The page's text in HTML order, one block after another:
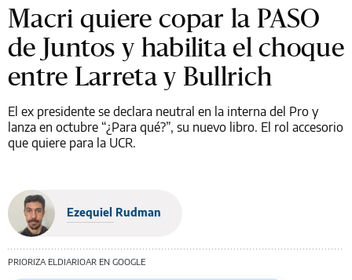
Macri quiere copar la PASO
de Juntos y habilita el choque
entre Larreta y Bullrich
El ex presidente se declara neutral en la interna del Pro y
lanza en octubre “¿Para qué?”, su nuevo libro. El rol accesorio
que quiere para la UCR.
Ezequiel Rudman
PRIORIZA ELDIARIOAR EN GOOGLE